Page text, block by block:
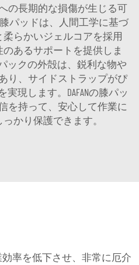
の長期的な損傷が生じる可
膝パッドは、人間工学に基づ
らかいジェルコアを採用
あるサポートを提供しま
ックの外殻は、鋭利な物や
り、サイドストラップがぴ
現します。DAFANの膝パッ
を持って、安心して作業に
かり保護できます。
率を低下させ、非常に厄介